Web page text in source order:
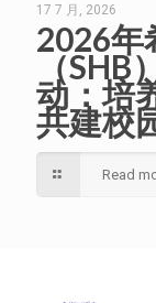
17 7 月, 2026
2026年
（
动：培
共建校
Read